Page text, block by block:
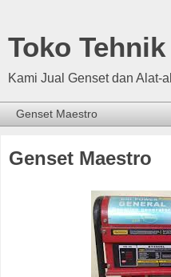
Toko
Kami Jual Genset dan Alat-
Genset Maestro